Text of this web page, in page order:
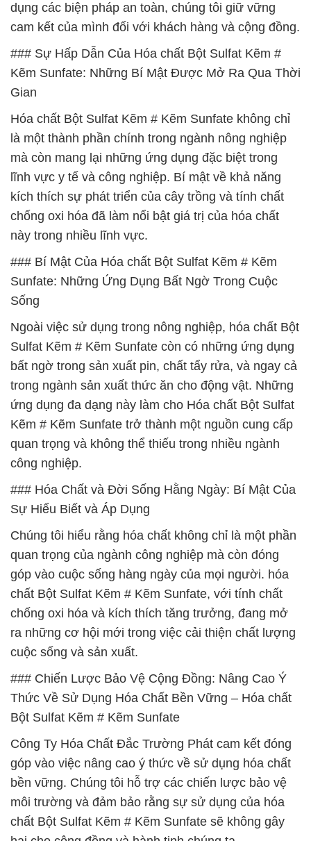
dụng các biện pháp an toàn, chúng tôi giữ vững
cam kết của mình đối với khách hàng và cộng đồng.
### Sự Hấp Dẫn Của Hóa chất Bột Sulfat Kẽm #
Kẽm Sunfate: Những Bí Mật Được Mở Ra Qua Thời
Gian
Hóa chất Bột Sulfat Kẽm # Kẽm Sunfate không chỉ
là một thành phần chính trong ngành nông nghiệp
mà còn mang lại những ứng dụng đặc biệt trong
lĩnh vực y tế và công nghiệp. Bí mật về khả năng
kích thích sự phát triển của cây trồng và tính chất
chống oxi hóa đã làm nổi bật giá trị của hóa chất
này trong nhiều lĩnh vực.
### Bí Mật Của Hóa chất Bột Sulfat Kẽm # Kẽm
Sunfate: Những Ứng Dụng Bất Ngờ Trong Cuộc
Sống
Ngoài việc sử dụng trong nông nghiệp, hóa chất Bột
Sulfat Kẽm # Kẽm Sunfate còn có những ứng dụng
bất ngờ trong sản xuất pin, chất tẩy rửa, và ngay cả
trong ngành sản xuất thức ăn cho động vật. Những
ứng dụng đa dạng này làm cho Hóa chất Bột Sulfat
Kẽm # Kẽm Sunfate trở thành một nguồn cung cấp
quan trọng và không thể thiếu trong nhiều ngành
công nghiệp.
### Hóa Chất và Đời Sống Hằng Ngày: Bí Mật Của
Sự Hiểu Biết và Áp Dụng
Chúng tôi hiểu rằng hóa chất không chỉ là một phần
quan trọng của ngành công nghiệp mà còn đóng
góp vào cuộc sống hàng ngày của mọi người. hóa
chất Bột Sulfat Kẽm # Kẽm Sunfate, với tính chất
chống oxi hóa và kích thích tăng trưởng, đang mở
ra những cơ hội mới trong việc cải thiện chất lượng
cuộc sống và sản xuất.
### Chiến Lược Bảo Vệ Cộng Đồng: Nâng Cao Ý
Thức Về Sử Dụng Hóa Chất Bền Vững – Hóa chất
Bột Sulfat Kẽm # Kẽm Sunfate
Công Ty Hóa Chất Đắc Trường Phát cam kết đóng
góp vào việc nâng cao ý thức về sử dụng hóa chất
bền vững. Chúng tôi hỗ trợ các chiến lược bảo vệ
môi trường và đảm bảo rằng sự sử dụng của hóa
chất Bột Sulfat Kẽm # Kẽm Sunfate sẽ không gây